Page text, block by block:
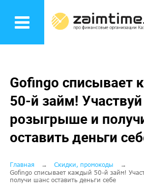
основному
Gofingo списывает
50-й займ!
розыгрыше и
оставить деньги
Строка
навигации
Главная
Скидки, промокоды
Gofingo списывает каждый 50-й займ!
получи шанс оставить деньги себе